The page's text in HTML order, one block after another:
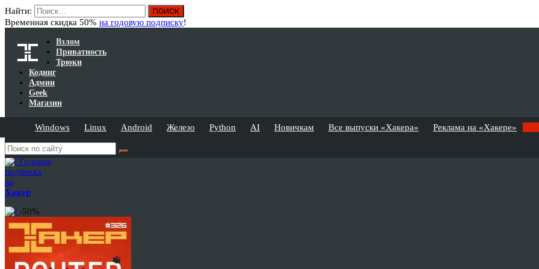
Найти:
Временная скидка 50% на годовую подписку!
Взлом
Приватность
Трюки
Кодинг
Админ
Geek
Магазин
Windows Linux Android Железо Python AI Новичкам Все выпуски «Хакера» Реклама на «Хакере»
Годовая
подписка
на
Хакер
-50%